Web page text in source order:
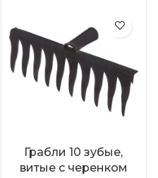
Грабли 10 зубые,
витые с черенком